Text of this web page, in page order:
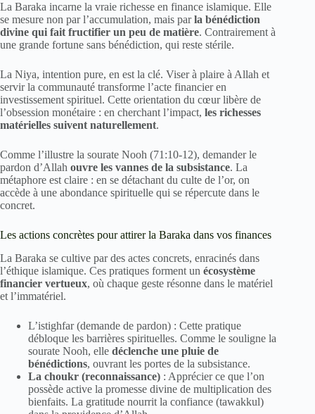
La Baraka incarne la vraie richesse en finance islamique. Elle
se mesure non par l’accumulation, mais parla bénédiction
divine qui fait fructifier un peu de matière. Contrairement à
une grande fortune sans bénédiction, qui reste stérile.
La Niya, intention pure, en est la clé. Viser à plaire à Allah et
servir la communauté transforme l’acte financier en
investissement spirituel. Cette orientation du cœur libère de
l’obsession monétaire : en cherchant l’impact, les richesses
matérielles suivent naturellement.
Comme l’illustre la sourate Nooh (71:10-12), demander le
pardon d’Allah ouvre les vannes de la subsistance. La
métaphore est claire : en se détachant du culte de l’or, on
accède à une abondance spirituelle qui se répercute dans le
concret.
Les actions concrètes pour attirer la Baraka dans vos finances
La Baraka se cultive par des actes concrets, enracinés dans
l’éthique islamique. Ces pratiques forment un écosystème
financier vertueux, où chaque geste résonne dans le matériel
et l’immatériel.
L’istighfar (demande de pardon) : Cette pratique
débloque les barrières spirituelles. Comme le souligne la
sourate Nooh, elle déclenche une pluie de
bénédictions, ouvrant les portes de la subsistance.
La choukr (reconnaissance) : Apprécier ce que l’on
possède active la promesse divine de multiplication des
bienfaits. La gratitude nourrit la confiance (tawakkul)